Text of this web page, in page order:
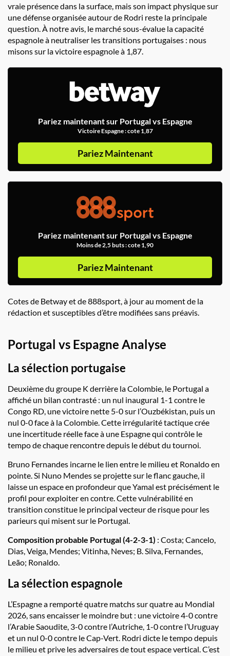
vraie présence dans la surface, mais son impact physique sur
une défense organisée autour de Rodri reste la principale
question. À notre avis, le marché sous-évalue la capacité
espagnole à neutraliser les transitions portugaises : nous
misons sur la victoire espagnole à 1,87.
Pariez maintenant sur Portugal vs Espagne
Victoire Espagne : cote 1,87
Pariez Maintenant
Pariez maintenant sur Portugal vs Espagne
Moins de 2,5 buts : cote 1,90
Pariez Maintenant
Cotes de Betway et de 888sport, à jour au moment de la
rédaction et susceptibles d’être modifiées sans préavis.
Portugal vs Espagne Analyse
La sélection portugaise
Deuxième du groupe K derrière la Colombie, le Portugal a
affiché un bilan contrasté : un nul inaugural 1-1 contre le
Congo RD, une victoire nette 5-0 sur l’Ouzbékistan, puis un
nul 0-0 face à la Colombie. Cette irrégularité tactique crée
une incertitude réelle face à une Espagne qui contrôle le
tempo de chaque rencontre depuis le début du tournoi.
Bruno Fernandes incarne le lien entre le milieu et Ronaldo en
pointe. Si Nuno Mendes se projette sur le flanc gauche, il
laisse un espace en profondeur que Yamal est précisément le
profil pour exploiter en contre. Cette vulnérabilité en
transition constitue le principal vecteur de risque pour les
parieurs qui misent sur le Portugal.
Composition probable Portugal (4-2-3-1) : Costa; Cancelo,
Dias, Veiga, Mendes; Vitinha, Neves; B. Silva, Fernandes,
Leão; Ronaldo.
La sélection espagnole
L’Espagne a remporté quatre matchs sur quatre au Mondial
2026, sans encaisser le moindre but : une victoire 4-0 contre
l’Arabie Saoudite, 3-0 contre l’Autriche, 1-0 contre l’Uruguay
et un nul 0-0 contre le Cap-Vert. Rodri dicte le tempo depuis
le milieu et prive les adversaires de tout espace vertical. C’est